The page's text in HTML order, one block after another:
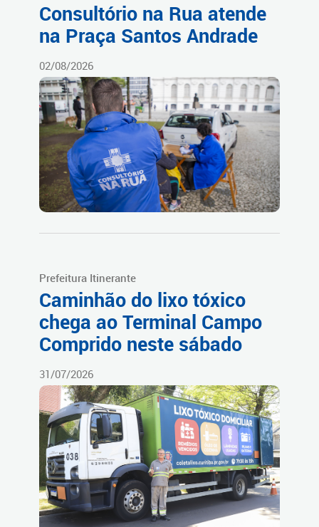
Consultório na Rua atende
na Praça Santos Andrade
02/08/2026
Prefeitura Itinerante
Caminhão do lixo tóxico
chega ao Terminal Campo
Comprido neste sábado
31/07/2026